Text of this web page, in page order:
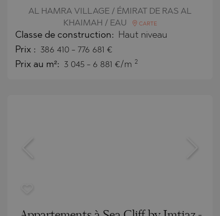
AL HAMRA VILLAGE / ÉMIRAT DE RAS AL
KHAIMAH / EAU
CARTE
Classe de construction: Haut niveau
Prix : 386 410 - 776 681 €
Prix au m²: 3 045 - 6 881 €/m 2